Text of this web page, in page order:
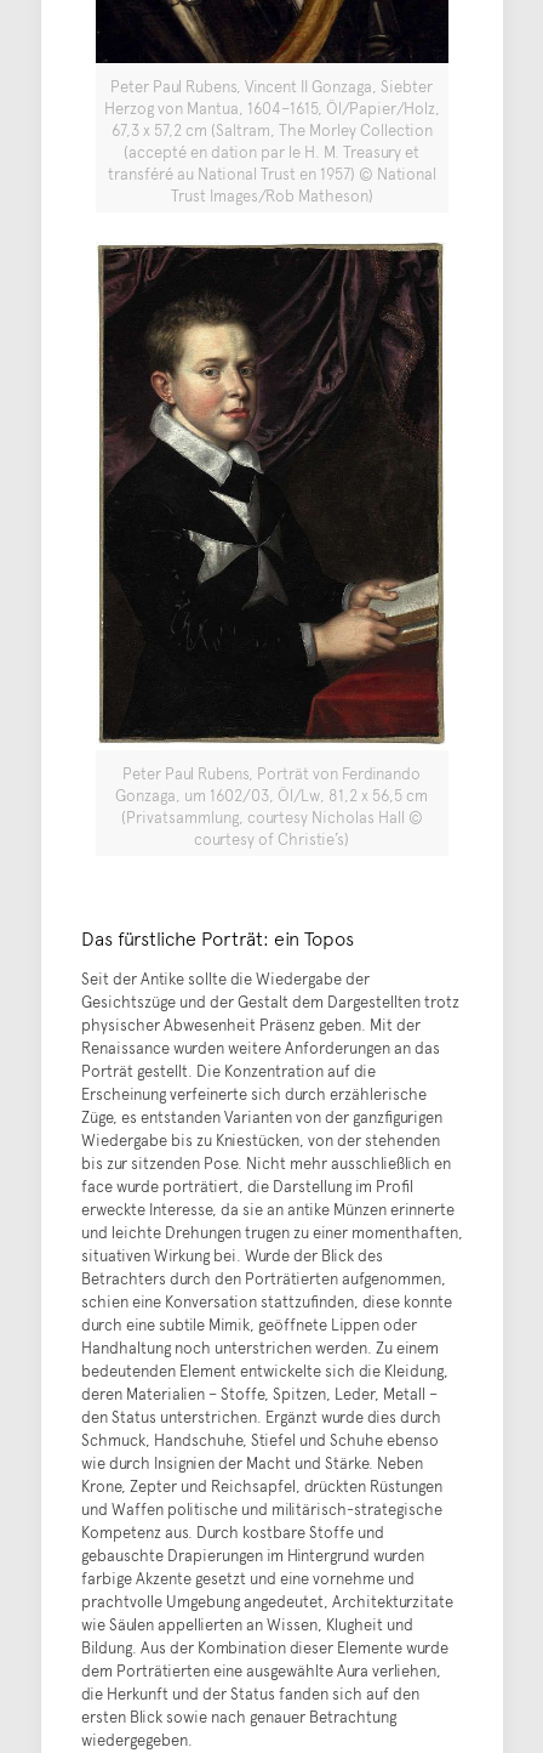
Peter Paul Rubens, Vincent II Gonzaga, Siebter
Herzog von Mantua, 1604–1615, Öl/Papier/Holz,
67,3 x 57,2 cm (Saltram, The Morley Collection
(accepté en dation par le H. M. Treasury et
transféré au National Trust en 1957) © National
Trust Images/Rob Matheson)
Peter Paul Rubens, Porträt von Ferdinando
Gonzaga, um 1602/03, Öl/Lw, 81,2 x 56,5 cm
(Privatsammlung, courtesy Nicholas Hall ©
courtesy of Christie’s)
Das fürstliche Porträt: ein Topos
Seit der Antike sollte die Wiedergabe der
Gesichtszüge und der Gestalt dem Dargestellten trotz
physischer Abwesenheit Präsenz geben. Mit der
Renaissance wurden weitere Anforderungen an das
Porträt gestellt. Die Konzentration auf die
Erscheinung verfeinerte sich durch erzählerische
Züge, es entstanden Varianten von der ganzfigurigen
Wiedergabe bis zu Kniestücken, von der stehenden
bis zur sitzenden Pose. Nicht mehr ausschließlich en
face wurde porträtiert, die Darstellung im Profil
erweckte Interesse, da sie an antike Münzen erinnerte
und leichte Drehungen trugen zu einer momenthaften,
situativen Wirkung bei. Wurde der Blick des
Betrachters durch den Porträtierten aufgenommen,
schien eine Konversation stattzufinden, diese konnte
durch eine subtile Mimik, geöffnete Lippen oder
Handhaltung noch unterstrichen werden. Zu einem
bedeutenden Element entwickelte sich die Kleidung,
deren Materialien – Stoffe, Spitzen, Leder, Metall –
den Status unterstrichen. Ergänzt wurde dies durch
Schmuck, Handschuhe, Stiefel und Schuhe ebenso
wie durch Insignien der Macht und Stärke. Neben
Krone, Zepter und Reichsapfel, drückten Rüstungen
und Waffen politische und militärisch-strategische
Kompetenz aus. Durch kostbare Stoffe und
gebauschte Drapierungen im Hintergrund wurden
farbige Akzente gesetzt und eine vornehme und
prachtvolle Umgebung angedeutet, Architekturzitate
wie Säulen appellierten an Wissen, Klugheit und
Bildung. Aus der Kombination dieser Elemente wurde
dem Porträtierten eine ausgewählte Aura verliehen,
die Herkunft und der Status fanden sich auf den
ersten Blick sowie nach genauer Betrachtung
wiedergegeben.